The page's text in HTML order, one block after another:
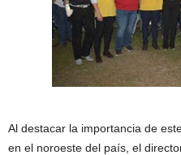
Al destacar la importancia de
en el noroeste del país, el